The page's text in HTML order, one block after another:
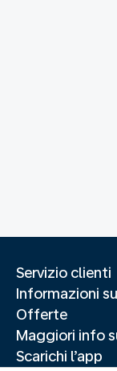
Servizio clienti
Informazioni
Offerte
Maggiori info
Scarichi l’app